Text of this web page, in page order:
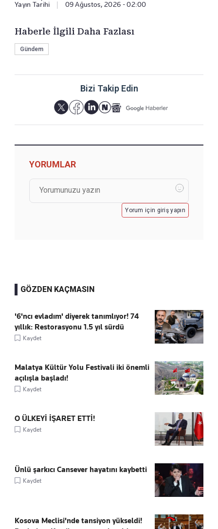
Yayın Tarihi 09 Ağustos, 2026 - 02:00
Haberle İlgili Daha Fazlası
Gündem
Bizi Takip Edin
YORUMLAR
Yorum için giriş yapın
GÖZDEN KAÇMASIN
'6'ncı evladım' diyerek tanımlıyor! 74
yıllık: Restorasyonu 1.5 yıl sürdü
Kaydet
Malatya Kültür Yolu Festivali iki önemli
açılışla başladı!
Kaydet
O ÜLKEYİ İŞARET ETTİ!
Kaydet
Ünlü şarkıcı Cansever hayatını kaybetti
Kaydet
Kosova Meclisi'nde tansiyon yükseldi!